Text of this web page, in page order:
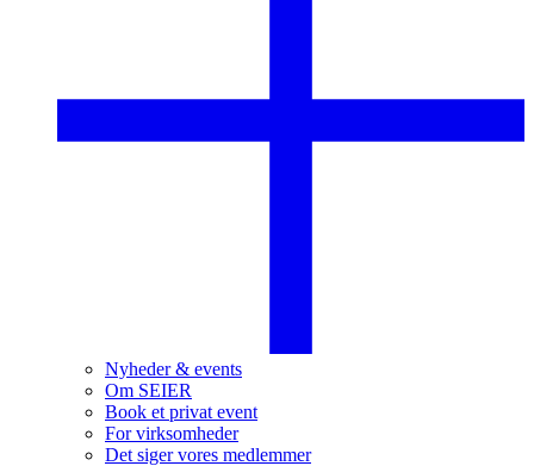
Nyheder & events
Om SEIER
Book et privat event
For virksomheder
Det siger vores medlemmer